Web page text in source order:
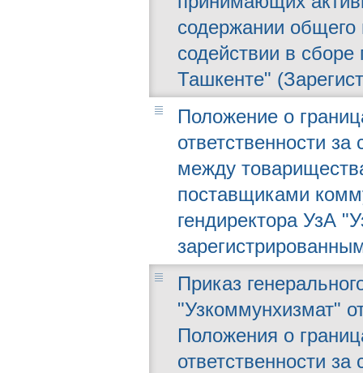
содержании общего
содействии в
Ташкенте"
Положение о
ответственности
между
поставщиками
гендиректора УзА
Приказ
"Узкоммунхизмат"
Положения о
ответственности